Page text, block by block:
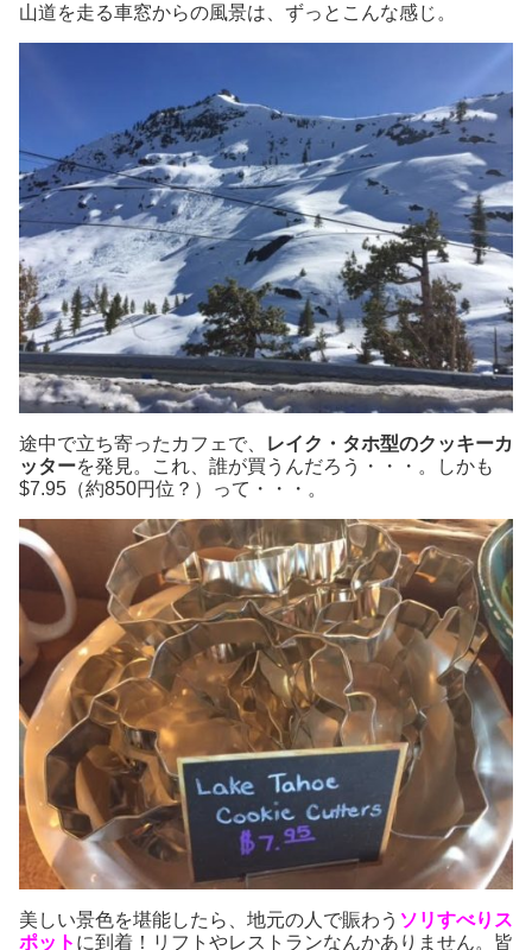
山道を走る車窓からの風景は、ずっとこんな感じ。
途中で立ち寄ったカフェで、
レイク・タホ型のクッキーカ
ッターを発見。これ、誰が買うんだろう・・・。しかも
$7.95（約850円位？）って・・・。
美しい景色を堪能したら、地元の人で賑わう ソリすべりス
ポット に到着！リフトやレストランなんかありません。皆